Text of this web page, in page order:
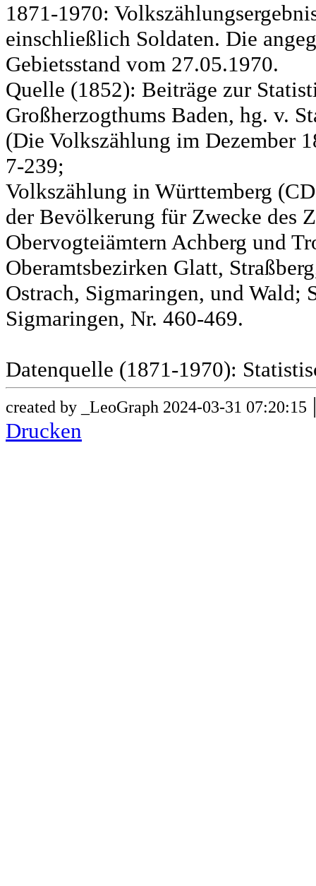
1871-1970:
einschließlich Soldaten. Die
Gebietsstand vom 27.05.1970.
Quelle (1852): Beiträge zur
Großherzogthums Baden, hg. v.
(Die Volkszählung im Dezember
7-239;
Volkszählung in Württemberg
der Bevölkerung für Zwecke des
Obervogteiämtern Achberg und
Oberamtsbezirken Glatt,
Ostrach, Sigmaringen, und Wald;
Sigmaringen, Nr. 460-469.
Datenquelle (1871-1970):
created by _LeoGraph 2024-03-31 07:20:15
Drucken